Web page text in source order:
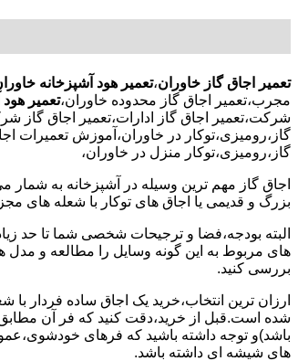
تعمیر اجاق گاز خاوران،تعمیر هود آشپزخانه
مجرب،تعمیر اجاق گاز محدوده خاوران،تعمیر
شرکت،تعمیر اجاق گاز ادارات،تعمیر اجاق گاز
گاز،رومیزی،توکار در خاوران،آموزش تعمیرات
گاز،رومیزی،توکار منزل در خاوران،
اجاق گاز مهم ترین وسیله در آشپزخانه به شمار
بزرگ و قدیمی یا اجاق های توکار با شعله های
البته بودجه،فضا و ترجیحات شخصی شما تا حد
های مربوط به این گونه وسایل را مطالعه و مدل
بررسی کنید.
ارزان ترین انتخاب،خرید یک اجاق ساده فردار
شده است.قبل از خرید،دقت کنید که فر آن مطابق
باشد)و توجه داشته باشید که فرهای
های شیشه ای داشته باشد.